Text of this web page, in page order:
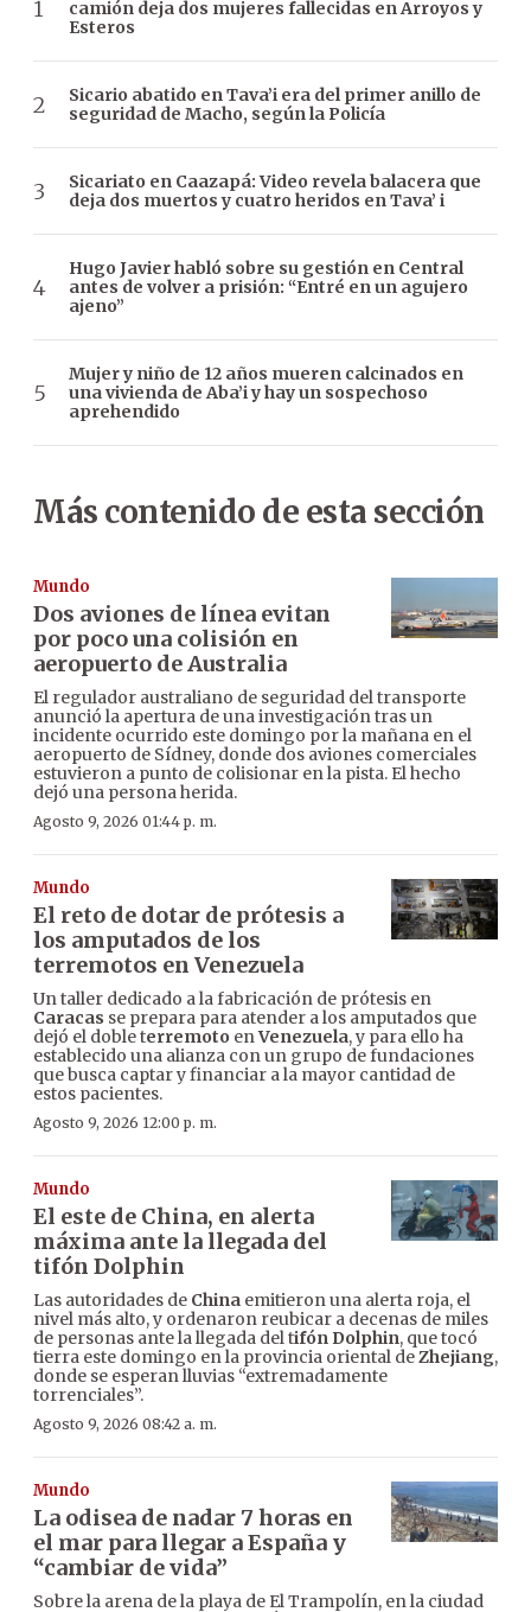
camión deja dos mujeres fallecidas en Arroyos y
Esteros
Sicario abatido en Tava’i era del primer anillo de
seguridad de Macho, según la Policía
Sicariato en Caazapá: Video revela balacera que
deja dos muertos y cuatro heridos en Tava’ i
Hugo Javier habló sobre su gestión en Central
antes de volver a prisión: “Entré en un agujero
ajeno”
Mujer y niño de 12 años mueren calcinados en
una vivienda de Aba’i y hay un sospechoso
aprehendido
Más contenido de esta sección
Mundo
Dos aviones de línea evitan
por poco una colisión en
aeropuerto de Australia
El regulador australiano de seguridad del transporte
anunció la apertura de una investigación tras un
incidente ocurrido este domingo por la mañana en el
aeropuerto de Sídney, donde dos aviones comerciales
estuvieron a punto de colisionar en la pista. El hecho
dejó una persona herida.
Agosto 9, 2026 01:44 p. m.
Mundo
El reto de dotar de prótesis a
los amputados de los
terremotos en Venezuela
Un taller dedicado a la fabricación de prótesis en
Caracas se prepara para atender a los amputados que
dejó el doble terremoto enVenezuela, y para ello ha
establecido una alianza con un grupo de fundaciones
que busca captar y financiar a la mayor cantidad de
estos pacientes.
Agosto 9, 2026 12:00 p. m.
Mundo
El este de China, en alerta
máxima ante la llegada del
tifón Dolphin
Las autoridades de China emitieron una alerta roja, el
nivel más alto, y ordenaron reubicar a decenas de miles
de personas ante la llegada del tifón Dolphin, que tocó
tierra este domingo en la provincia oriental deZhejiang,
donde se esperan lluvias “extremadamente
torrenciales”.
Agosto 9, 2026 08:42 a. m.
Mundo
La odisea de nadar 7 horas en
el mar para llegar a España y
“cambiar de vida”
Sobre la arena de la playa de El Trampolín, en la ciudad